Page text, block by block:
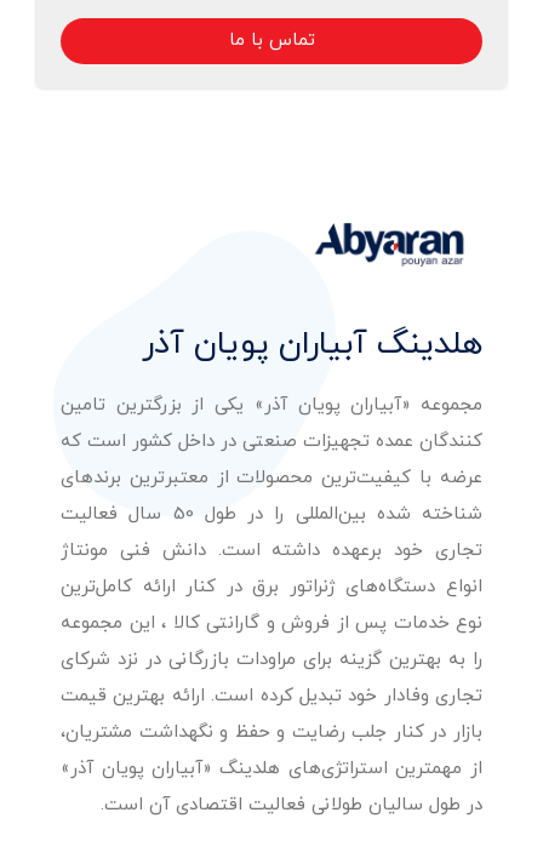
تماس با ما
هلدینگ آبیاران پویان آذر
مجموعه «آبیاران پویان آذر» یکی از بزرگترین تامین
کنندگان عمده تجهیزات صنعتی در داخل کشور است که
عرضه با کیفیت‌ترین محصولات از معتبرترین برندهای
شناخته شده بین‌المللی را در طول 50 سال فعالیت
تجاری خود برعهده داشته است. دانش فنی مونتاژ
انواع دستگاه‌های ژنراتور برق در کنار ارائه کامل‌ترین
نوع خدمات پس از فروش و گارانتی کالا ، این مجموعه
را به بهترین گزینه برای مراودات بازرگانی در نزد شرکای
تجاری وفادار خود تبدیل کرده است. ارائه بهترین قیمت
بازار در کنار جلب رضایت و حفظ و نگهداشت مشتریان،
از مهمترین استراتژی‌های هلدینگ «آبیاران پویان آذر»
در طول سالیان طولانی فعالیت اقتصادی آن است.